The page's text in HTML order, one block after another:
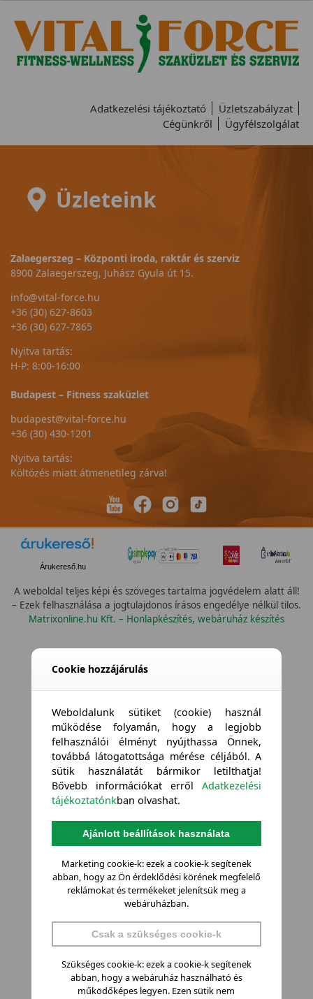
Adatkezelési tájékoztató
Üzletszabályzat
Cégünkről
Ügyfélszolgálat
Üzleteink
Zalaegerszeg – Központi iroda, raktár és szerviz
8900 Zalaegerszeg, Juhász Gyula út 15.
info@vital-force.hu
+36 (30) 627-8603
+36 (30) 627-7865
Nyitva tartás:
H-P: 8:00-16:00
Budapest – Fitness szaküzlet
budapest@vital-force.hu
+36 (30) 430-1201
Nyitva tartás:
Költözés miatt átmenetileg zárva!
Árukereső.hu
A weboldal teljes képi és szöveges tartalma jogvédelem alatt áll!
– Ezek felhasználása a jogtulajdonos írásos engedélye nélkül tilos.
Matrixonline.hu Kft. – Honlapkészítés, webáruház készítés
Cookie hozzájárulás
Weboldalunk sütiket (cookie) használ
működése folyamán, hogy a legjobb
felhasználói élményt nyújthassa Önnek,
továbbá látogatottsága mérése céljából. A
sütik használatát bármikor letilthatja!
Bővebb információkat errőlAdatkezelési
tájékoztatónkban olvashat.
Ajánlott beállítások használata
Marketing cookie-k: ezek a cookie-k segítenek
abban, hogy az Ön érdeklődési körének megfelelő
reklámokat és termékeket jelenítsük meg a
webáruházban.
Csak a szükséges cookie-k
Szükséges cookie-k: ezek a cookie-k segítenek
abban, hogy a webáruház használható és
működőképes legyen. Ezen sütik nem
--  Válassz --